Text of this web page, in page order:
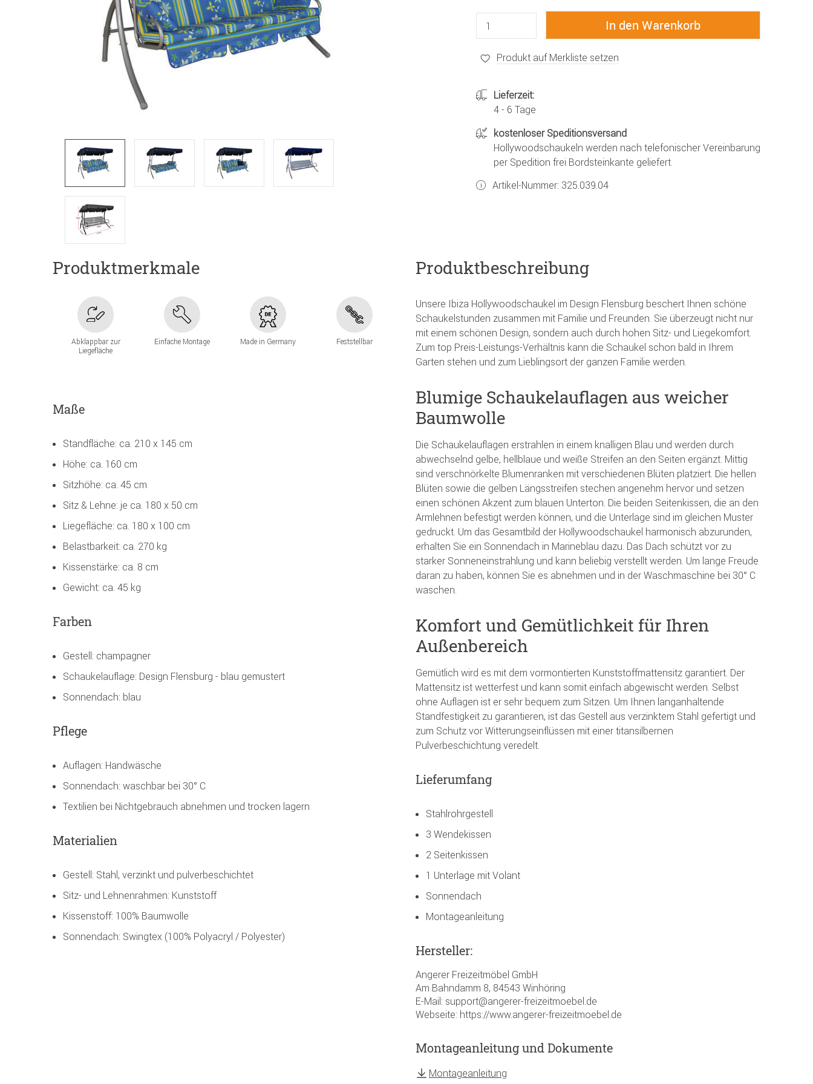
Produkt auf Merkliste setzen
Lieferzeit:
4 - 6 Tage
kostenloser Speditionsversand
Hollywoodschaukeln werden nach telefonischer Vereinbarung
per Spedition frei Bordsteinkante geliefert.
Artikel-Nummer: 325.039.04
Produktmerkmale
Abklappbar zur
Liegefläche
Einfache Montage Made in Germany Feststellbar
Maße
Standfläche: ca. 210 x 145 cm
Höhe: ca. 160 cm
Sitzhöhe: ca. 45 cm
Sitz & Lehne: je ca. 180 x 50 cm
Liegefläche: ca. 180 x 100 cm
Belastbarkeit: ca. 270 kg
Kissenstärke: ca. 8 cm
Gewicht: ca. 45 kg
Farben
Gestell: champagner
Schaukelauflage: Design Flensburg - blau gemustert
Sonnendach: blau
Pflege
Auflagen: Handwäsche
Sonnendach: waschbar bei 30° C
Textilien bei Nichtgebrauch abnehmen und trocken lagern
Materialien
Gestell: Stahl, verzinkt und pulverbeschichtet
Sitz- und Lehnenrahmen: Kunststoff
Kissenstoff: 100% Baumwolle
Sonnendach: Swingtex (100% Polyacryl / Polyester)
Produktbeschreibung
Unsere Ibiza Hollywoodschaukel im Design Flensburg beschert Ihnen schöne
Schaukelstunden zusammen mit Familie und Freunden. Sie überzeugt nicht nur
mit einem schönen Design, sondern auch durch hohen Sitz- und Liegekomfort.
Zum top Preis-Leistungs-Verhältnis kann die Schaukel schon bald in Ihrem
Garten stehen und zum Lieblingsort der ganzen Familie werden.
Blumige Schaukelauflagen aus weicher
Baumwolle
Die Schaukelauflagen erstrahlen in einem knalligen Blau und werden durch
abwechselnd gelbe, hellblaue und weiße Streifen an den Seiten ergänzt. Mittig
sind verschnörkelte Blumenranken mit verschiedenen Blüten platziert. Die hellen
Blüten sowie die gelben Längsstreifen stechen angenehm hervor und setzen
einen schönen Akzent zum blauen Unterton. Die beiden Seitenkissen, die an den
Armlehnen befestigt werden können, und die Unterlage sind im gleichen Muster
gedruckt. Um das Gesamtbild der Hollywoodschaukel harmonisch abzurunden,
erhalten Sie ein Sonnendach in Marineblau dazu. Das Dach schützt vor zu
starker Sonneneinstrahlung und kann beliebig verstellt werden. Um lange Freude
daran zu haben, können Sie es abnehmen und in der Waschmaschine bei 30° C
waschen.
Komfort und Gemütlichkeit für Ihren
Außenbereich
Gemütlich wird es mit dem vormontierten Kunststoffmattensitz garantiert. Der
Mattensitz ist wetterfest und kann somit einfach abgewischt werden. Selbst
ohne Auflagen ist er sehr bequem zum Sitzen. Um Ihnen langanhaltende
Standfestigkeit zu garantieren, ist das Gestell aus verzinktem Stahl gefertigt und
zum Schutz vor Witterungseinflüssen mit einer titansilbernen
Pulverbeschichtung veredelt.
Lieferumfang
Stahlrohrgestell
3 Wendekissen
2 Seitenkissen
1 Unterlage mit Volant
Sonnendach
Montageanleitung
Hersteller:
Angerer Freizeitmöbel GmbH
Am Bahndamm 8, 84543 Winhöring
E-Mail: support@angerer-freizeitmoebel.de
Webseite: https://www.angerer-freizeitmoebel.de
Montageanleitung und Dokumente
Montageanleitung